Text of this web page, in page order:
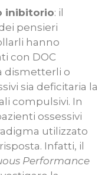
inibitorio: il
pensieri
hanno
con DOC
dismetterli o
sia deficitaria la
compulsivi. In
ossessivi
utilizzato
Infatti, il
Performance